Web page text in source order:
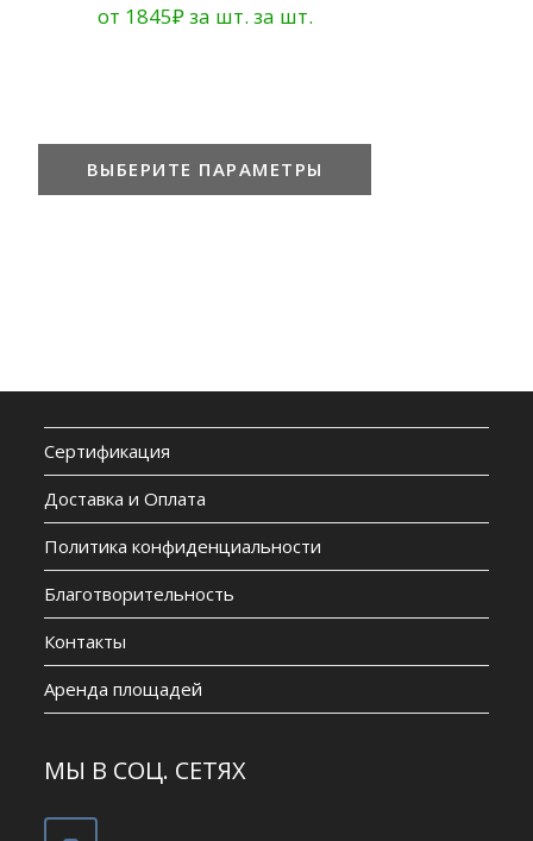
от 1845₽за шт. за шт.
ВЫБЕРИТЕ ПАРАМЕТРЫ
Сертификация
Доставка и Оплата
Политика конфиденциальности
Благотворительность
Контакты
Аренда площадей
МЫ В СОЦ. СЕТЯХ